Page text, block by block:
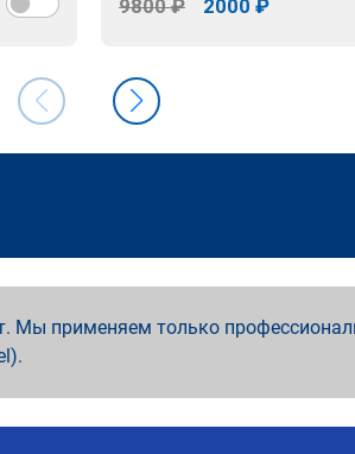
9800 ₽ 2000 ₽
применяем только